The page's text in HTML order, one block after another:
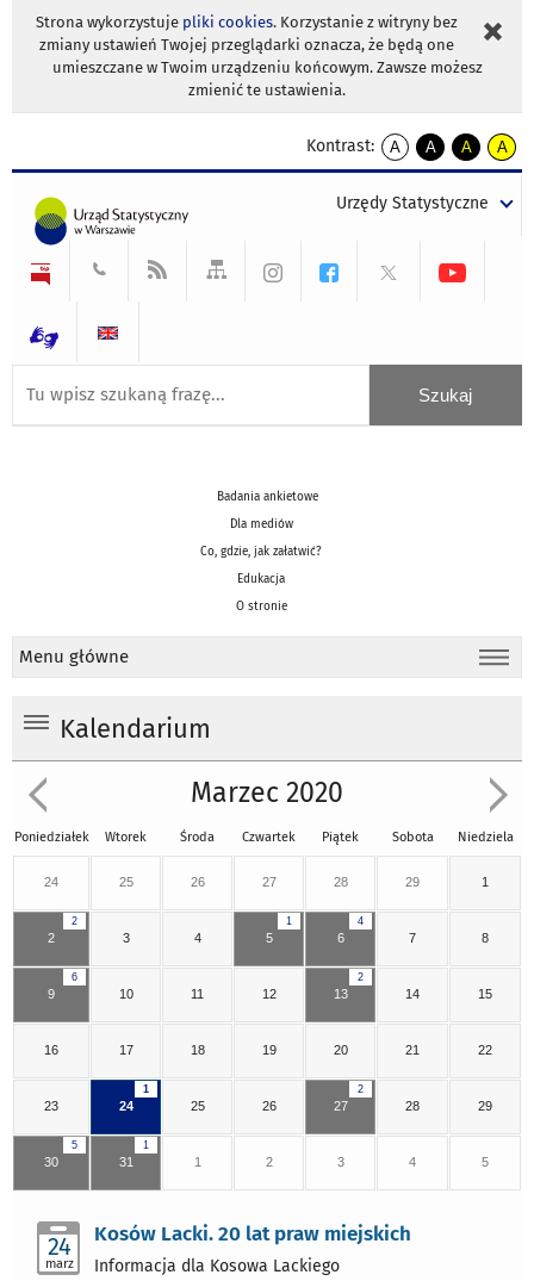
Strona wykorzystuje pliki cookies. Korzystanie z witryny bez
zmiany ustawień Twojej przeglądarki oznacza, że będą one
umieszczane w Twoim urządzeniu końcowym. Zawsze możesz
zmienić te ustawienia.
Kontrast:
A
kontrast
A
kontrast
tekst
czarnym
A
kontrast
tekst
czarnym
A
tekst
żółtym
Urzędy Statystyczne
Badania ankietowe
Dla mediów
Co, gdzie, jak załatwić?
Edukacja
O stronie
Menu główne
Kalendarium
Marzec 2020
Poniedziałek Wtorek Środa Czwartek Piątek Sobota Niedziela
24 25 26 27 28 29 1
2
2 3 4
1
5
4
6 7 8
6
9 10 11 12
2
13 14 15
16 17 18 19 20 21 22
23
1
24 25 26
2
27 28 29
5
30
1
31 1 2 3 4 5
24
marz
Kosów Lacki. 20 lat praw miejskich
Informacja dla Kosowa Lackiego